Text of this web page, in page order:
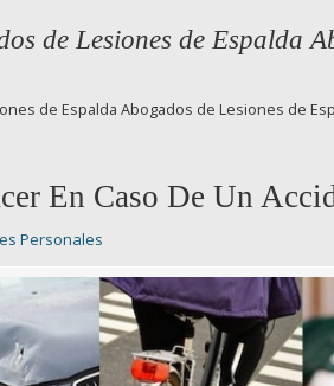
de Lesiones de Espalda
de Espalda Abogados de Lesiones de
En Caso De Un
Personales